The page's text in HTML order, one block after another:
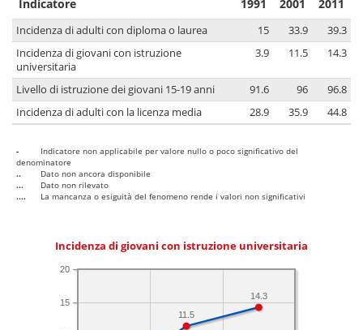
Indicatore 1991 2001 2011
Incidenza di adulti con diploma o laurea 15 33.9
39.3
Incidenza di giovani con istruzione
universitaria
3.9 11.5 14.3
Livello di istruzione dei giovani 15-19 anni 91.6 96
96.8
Incidenza di adulti con la licenza media
28.9 35.9 44.8
-
Indicatore non applicabile per valore nullo o poco significativo del
denominatore
..
Dato non ancora disponibile
...
Dato non rilevato
....
La mancanza o esiguità del fenomeno rende i valori non significativi
Incidenza di giovani con istruzione universitaria
15
20
14.3
11.5